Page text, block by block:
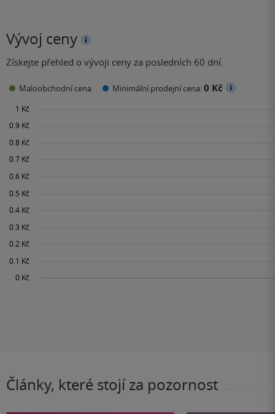
Vývoj ceny
Získejte přehled o vývoji ceny za posledních 60 dní.
Maloobchodní cena Minimální prodejní cena:0 Kč
Články, které stojí za pozornost